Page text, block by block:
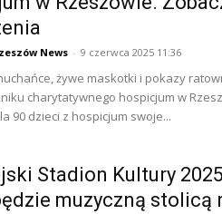
News - 9 czerwca 2025 11:36
żywe maskotki i pokazy
charytatywnego hospicjum w
90 dzieci z hospicjum swoje...
Stadion Kultury
muzyczną stolicą